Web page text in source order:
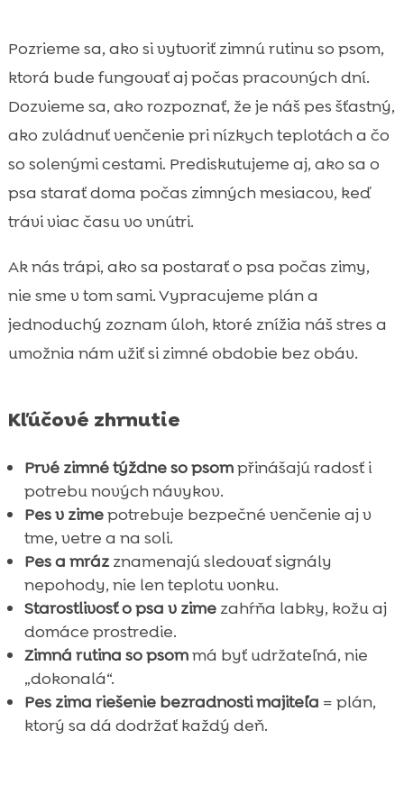
menej pohybu
 Výživa v zime: energia, kondícia a citlivé
trávenie
 CricksyDog ako praktická voľba na zimné
obdobie
Pamlsky a odmeny v zime: motivácia bez
zbytočného prejedania
regenerácia
Vyberavosť pri jedle v zime a ako ju
Zubná hygiena aj v zime: dôležitá, aj keď
sme viac doma
prevencia
 FAQ
Pozrieme sa, ako si vytvoriť zimnú rutinu so psom,
ktorá bude fungovať aj počas pracovných dní.
Dozvieme sa, ako rozpoznať, že je náš pes šťastný,
ako zvládnuť venčenie pri nízkych teplotách a čo
so solenými cestami. Prediskutujeme aj, ako sa o
psa starať doma počas zimných mesiacov, keď
trávi viac času vo vnútri.
Ak nás trápi, ako sa postarať o psa počas zimy,
nie sme v tom sami. Vypracujeme plán a
jednoduchý zoznam úloh, ktoré znížia náš stres a
umožnia nám užiť si zimné obdobie bez obáv.
Kľúčové zhrnutie
Prvé zimné týždne so psompřinášajú radosť i
potrebu nových návykov.
Pes v zimepotrebuje bezpečné venčenie aj v
tme, vetre a na soli.
Pes a mrázznamenajú sledovať signály
nepohody, nie len teplotu vonku.
Starostlivosť o psa v zimezahŕňa labky, kožu aj
domáce prostredie.
Zimná rutina so psommá byť udržateľná, nie
„dokonalá“.
Pes zima riešenie bezradnosti majiteľa = plán,
ktorý sa dá dodržať každý deň.